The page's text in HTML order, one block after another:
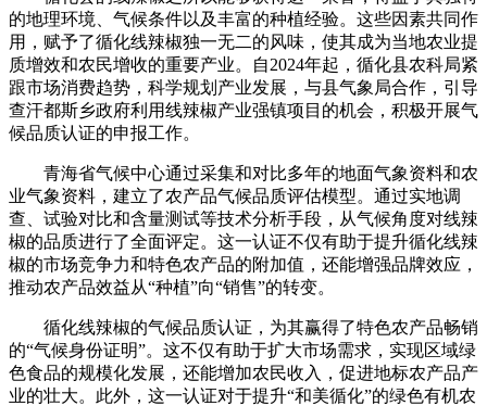
的地理环境、气候条件以及丰富的种植经验。这些因素共同作
用，赋予了循化线辣椒独一无二的风味，使其成为当地农业提
质增效和农民增收的重要产业。自2024年起，循化县农科局紧
跟市场消费趋势，科学规划产业发展，与县气象局合作，引导
查汗都斯乡政府利用线辣椒产业强镇项目的机会，积极开展气
候品质认证的申报工作。
青海省气候中心通过采集和对比多年的地面气象资料和农
业气象资料，建立了农产品气候品质评估模型。通过实地调
查、试验对比和含量测试等技术分析手段，从气候角度对线辣
椒的品质进行了全面评定。这一认证不仅有助于提升循化线辣
椒的市场竞争力和特色农产品的附加值，还能增强品牌效应，
推动农产品效益从“种植”向“销售”的转变。
循化线辣椒的气候品质认证，为其赢得了特色农产品畅销
的“气候身份证明”。这不仅有助于扩大市场需求，实现区域绿
色食品的规模化发展，还能增加农民收入，促进地标农产品产
业的壮大。此外，这一认证对于提升“和美循化”的绿色有机农